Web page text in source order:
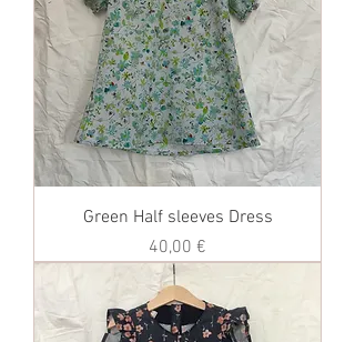
Green Half sleeves Dress
価格
40,00 €